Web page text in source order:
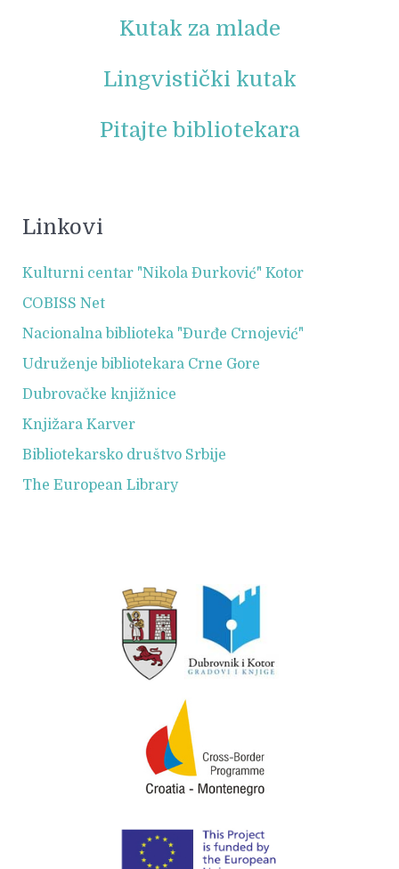
Kutak za mlade
Lingvistički kutak
Pitajte bibliotekara
Linkovi
Kulturni centar "Nikola Đurković" Kotor
COBISS Net
Nacionalna biblioteka "Đurđe Crnojević"
Udruženje bibliotekara Crne Gore
Dubrovačke knjižnice
Knjižara Karver
Bibliotekarsko društvo Srbije
The European Library